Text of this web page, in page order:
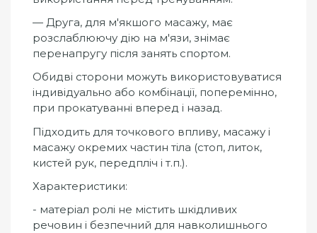
— Друга, для м'якшого масажу, має
розслаблюючу дію на м'язи, знімає
перенапругу після занять спортом.
Обидві сторони можуть використовуватися
індивідуально або комбінації, поперемінно,
при прокатуванні вперед і назад.
Підходить для точкового впливу, масажу і
масажу окремих частин тіла (стоп, литок,
кистей рук, передпліч і т.п.).
Характеристики:
- матеріал ролі не містить шкідливих
речовин і безпечний для навколишнього